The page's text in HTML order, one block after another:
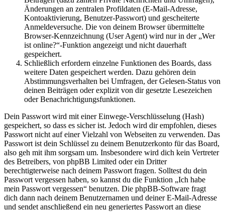
Änderungen an zentralen Profildaten (E-Mail-Adresse,
Kontoaktivierung, Benutzer-Passwort) und gescheiterte
Anmeldeversuche. Die von deinem Browser übermittelte
Browser-Kennzeichnung (User Agent) wird nur in der „Wer
ist online?“-Funktion angezeigt und nicht dauerhaft
gespeichert.
Schließlich erfordern einzelne Funktionen des Boards, dass
weitere Daten gespeichert werden. Dazu gehören dein
Abstimmungsverhalten bei Umfragen, der Gelesen-Status von
deinen Beiträgen oder explizit von dir gesetzte Lesezeichen
oder Benachrichtigungsfunktionen.
Dein Passwort wird mit einer Einwege-Verschlüsselung (Hash)
gespeichert, so dass es sicher ist. Jedoch wird dir empfohlen, dieses
Passwort nicht auf einer Vielzahl von Webseiten zu verwenden. Das
Passwort ist dein Schlüssel zu deinem Benutzerkonto für das Board,
also geh mit ihm sorgsam um. Insbesondere wird dich kein Vertreter
des Betreibers, von phpBB Limited oder ein Dritter
berechtigterweise nach deinem Passwort fragen. Solltest du dein
Passwort vergessen haben, so kannst du die Funktion „Ich habe
mein Passwort vergessen“ benutzen. Die phpBB-Software fragt
dich dann nach deinem Benutzernamen und deiner E-Mail-Adresse
und sendet anschließend ein neu generiertes Passwort an diese